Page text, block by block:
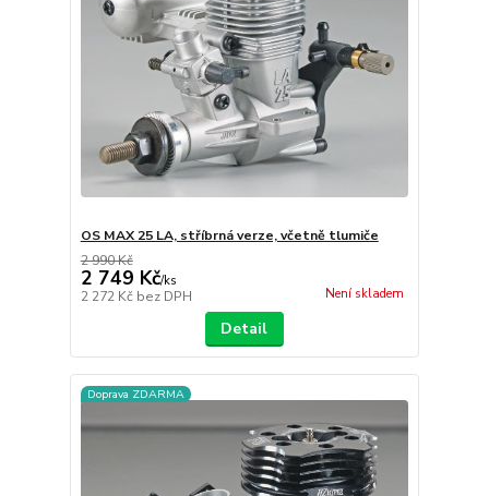
OS MAX 25 LA, stříbrná verze, včetně tlumiče
2 990 Kč
2 749 Kč/ks
2 272 Kč bez DPH Není skladem
Detail
Doprava ZDARMA